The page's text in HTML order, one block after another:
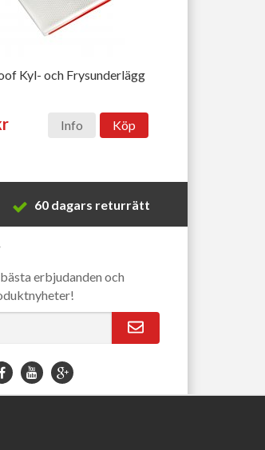
Kyl- och Frysunderlägg
Info Köp
60 dagars returrätt
erbjudanden och